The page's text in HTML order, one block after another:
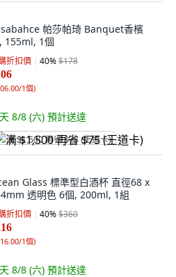
帕莎帕琦 Banquet香檳
155ml, 1個
折扣價 40%$178
1個)
8/8 (六) 預計送達
满 $1,500 再省 $75 (王道卡)
Glass 標準型白酒杯 直徑68 x
透明色 6個, 200ml, 1組
折扣價 40%$360
1個)
8/8 (六) 預計送達